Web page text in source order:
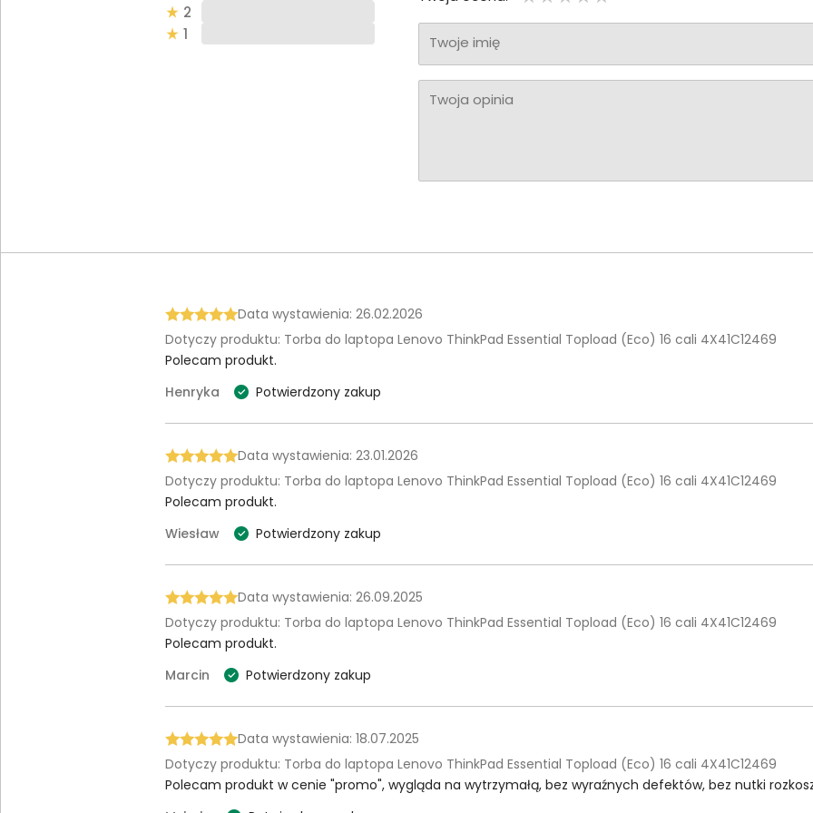
2
1
Twoje imię
Twoja opinia
Data wystawienia: 26.02.2026
Dotyczy produktu: Torba do laptopa Lenovo ThinkPad Essential Topload (Eco) 16 cali 4X41C12469
Polecam produkt.
Henryka
Potwierdzony zakup
Data wystawienia: 23.01.2026
Dotyczy produktu: Torba do laptopa Lenovo ThinkPad Essential Topload (Eco) 16 cali 4X41C12469
Polecam produkt.
Wiesław
Potwierdzony zakup
Data wystawienia: 26.09.2025
Dotyczy produktu: Torba do laptopa Lenovo ThinkPad Essential Topload (Eco) 16 cali 4X41C12469
Polecam produkt.
Marcin
Potwierdzony zakup
Data wystawienia: 18.07.2025
Dotyczy produktu: Torba do laptopa Lenovo ThinkPad Essential Topload (Eco) 16 cali 4X41C12469
Polecam produkt w cenie "promo", wygląda na wytrzymałą, bez wyraźnych defektów, bez nutki